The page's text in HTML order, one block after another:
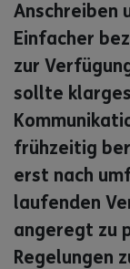
Anschreiben
Einfacher
zur
sollte
frühzeitig
erst nach
laufenden
angeregt zu
Regelungen